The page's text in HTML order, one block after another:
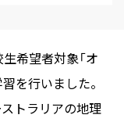
希望者対象「オ
を行いました。
トラリアの地理